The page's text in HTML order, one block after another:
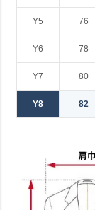
Y5 76
Y6 78
Y7 80
Y8 82